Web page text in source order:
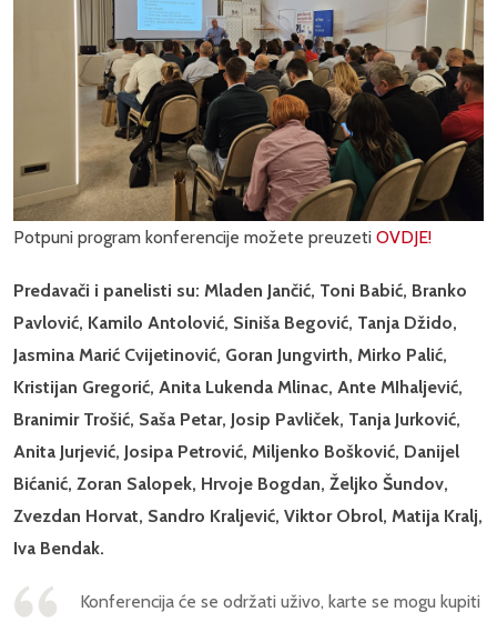
Potpuni program konferencije možete preuzeti OVDJE!
Predavači i panelisti su: Mladen Jančić, Toni Babić, Branko
Pavlović, Kamilo Antolović, Siniša Begović, Tanja Džido,
Jasmina Marić Cvijetinović, Goran Jungvirth, Mirko Palić,
Kristijan Gregorić, Anita Lukenda Mlinac, Ante MIhaljević,
Branimir Trošić, Saša Petar, Josip Pavliček, Tanja Jurković,
Anita Jurjević, Josipa Petrović, Miljenko Bošković, Danijel
Bićanić, Zoran Salopek, Hrvoje Bogdan, Željko Šundov,
Zvezdan Horvat, Sandro Kraljević, Viktor Obrol, Matija Kralj,
Iva Bendak.
Konferencija će se održati uživo, karte se mogu kupiti